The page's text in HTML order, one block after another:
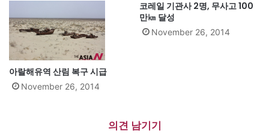
아랄해유역 산림 복구 시급
November 26, 2014
코레일 기관사 2명, 무사고 100
만㎞ 달성
November 26, 2014
의견 남기기